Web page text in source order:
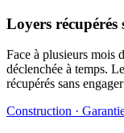
Loyers
Face à plusieurs mois
déclenchée à temps.
récupérés sans
Construction ·